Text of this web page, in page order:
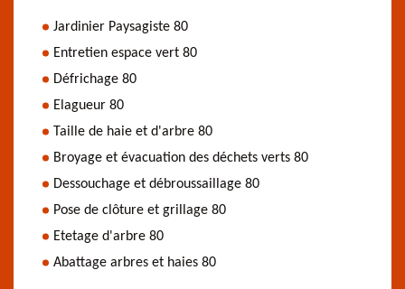
Jardinier Paysagiste 80
Entretien espace vert 80
Défrichage 80
Elagueur 80
Taille de haie et d'arbre 80
Broyage et évacuation des déchets verts 80
Dessouchage et débroussaillage 80
Pose de clôture et grillage 80
Etetage d'arbre 80
Abattage arbres et haies 80